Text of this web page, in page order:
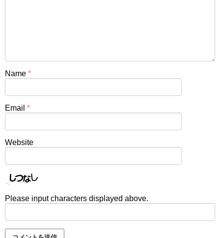
Name *
Email *
Website
Please input characters displayed above.